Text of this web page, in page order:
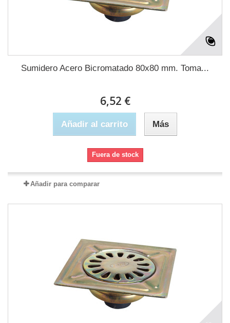
Sumidero Acero Bicromatado 80x80 mm. Toma...
6,52 €
Añadir al carrito Más
Fuera de stock
Añadir para comparar